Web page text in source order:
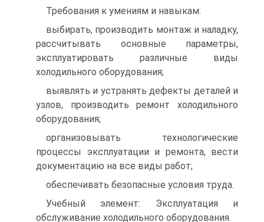
Требования к умениям и навыкам:
выбирать, производить монтаж и наладку,
рассчитывать основные параметры,
эксплуатировать различные виды
холодильного оборудования;
выявлять и устранять дефекты деталей и
узлов, производить ремонт холодильного
оборудования;
организовывать технологические
процессы эксплуатации и ремонта, вести
документацию на все виды работ;
обеспечивать безопасные условия труда.
Учебный элемент: Эксплуатация и
обслуживание холодильного оборудования.